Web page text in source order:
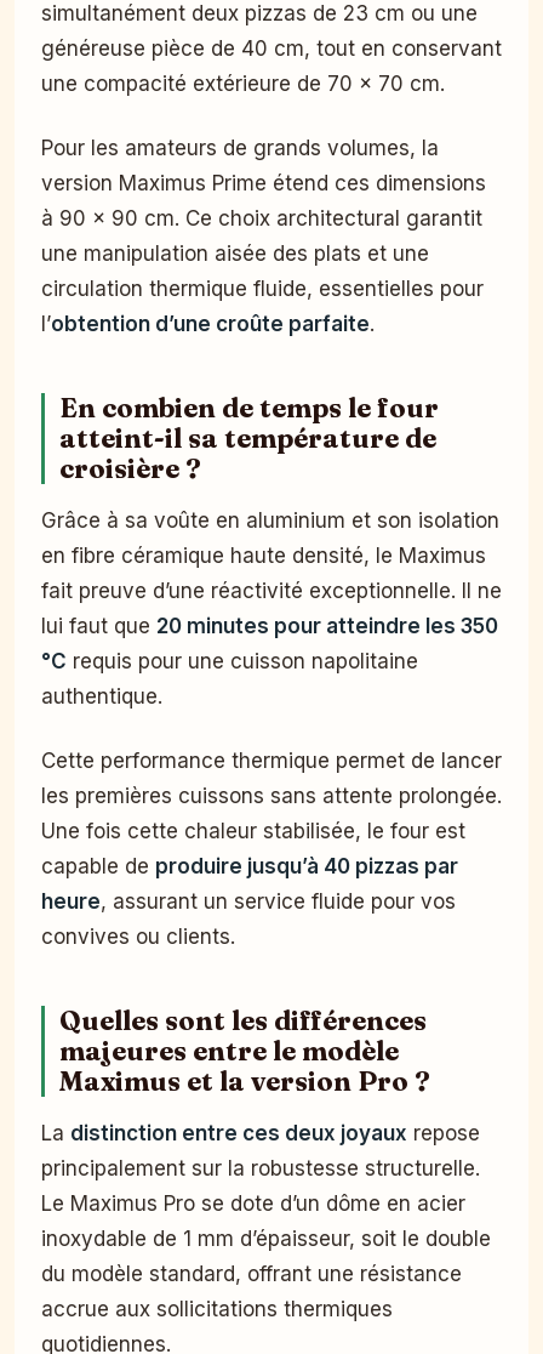
simultanément deux pizzas de 23 cm ou une
généreuse pièce de 40 cm, tout en conservant
une compacité extérieure de 70 x 70 cm.
Pour les amateurs de grands volumes, la
version Maximus Prime étend ces dimensions
à 90 x 90 cm. Ce choix architectural garantit
une manipulation aisée des plats et une
circulation thermique fluide, essentielles pour
l’obtention d’une croûte parfaite.
En combien de temps le four
atteint-il sa température de
croisière ?
Grâce à sa voûte en aluminium et son isolation
en fibre céramique haute densité, le Maximus
fait preuve d’une réactivité exceptionnelle. Il ne
lui faut que 20 minutes pour atteindre les 350
°C requis pour une cuisson napolitaine
authentique.
Cette performance thermique permet de lancer
les premières cuissons sans attente prolongée.
Une fois cette chaleur stabilisée, le four est
capable de produire jusqu’à 40 pizzas par
heure, assurant un service fluide pour vos
convives ou clients.
Quelles sont les différences
majeures entre le modèle
Maximus et la version Pro ?
La distinction entre ces deux joyaux repose
principalement sur la robustesse structurelle.
Le Maximus Pro se dote d’un dôme en acier
inoxydable de 1 mm d’épaisseur, soit le double
du modèle standard, offrant une résistance
accrue aux sollicitations thermiques
quotidiennes.